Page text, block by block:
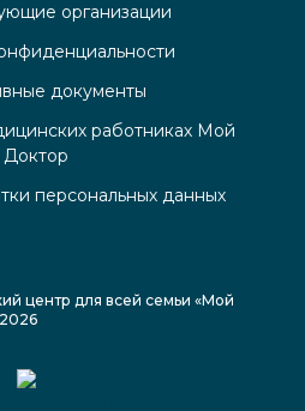
организации
документы
работниках Мой
Доктор
персональных данных
центр для всей семьи «Мой